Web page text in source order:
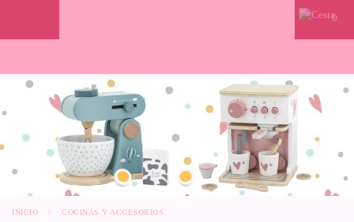
0
INICIO > COCINAS Y ACCESORIOS